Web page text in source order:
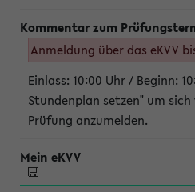
Anmeldung über das eKVV
Einlass: 10:00 Uhr / Beginn:
Stundenplan setzen" um
Prüfung anzumelden.